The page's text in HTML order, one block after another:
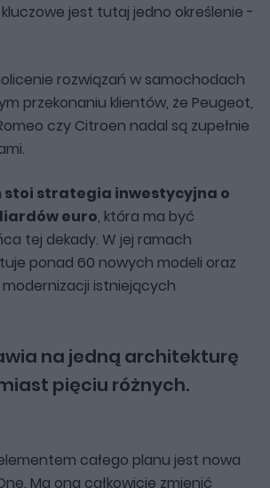
jest tutaj jedno określenie -
rozwiązań w samochodach
przekonaniu klientów, że Peugeot,
czy Citroen nadal są zupełnie
stoi strategia inwestycyjna o
euro, która ma być
tej dekady. W jej ramach
ponad 60 nowych modeli oraz
modernizacji istniejących
na jedną architekturę
pięciu różnych.
całego planu jest nowa
Ma ona całkowicie zmienić